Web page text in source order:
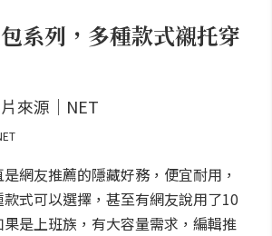
系列，多種款式襯托穿
網友推薦的隱藏好務，便宜耐用，
式可以選擇，甚至有網友說用了10
是上班族，有大容量需求，編輯推